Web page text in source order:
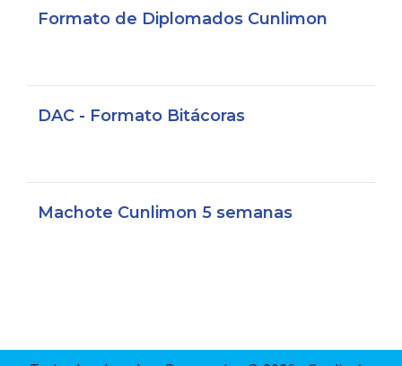
Formato de Diplomados Cunlimon
DAC - Formato Bitácoras
Machote Cunlimon 5 semanas